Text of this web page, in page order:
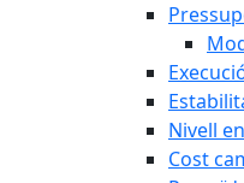
Nivell
Cost